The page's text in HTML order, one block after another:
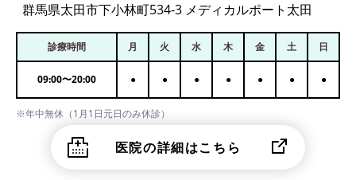
群馬県太田市下小林町534-3 メディカルポート太田
診療時間 月 火 水 木 金 土 日
09:00〜20:00 ● ● ● ● ● ● ●
※年中無休（1月1日元日のみ休診）
医院の詳細はこちら